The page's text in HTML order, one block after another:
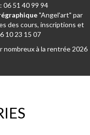
51 40 99 94
"Angel'art" par
des cours, inscriptions et
10 23 15 07
nombreux à la rentrée 2026